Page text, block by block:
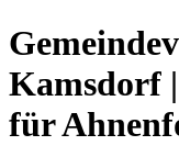
Kamsdorf
für